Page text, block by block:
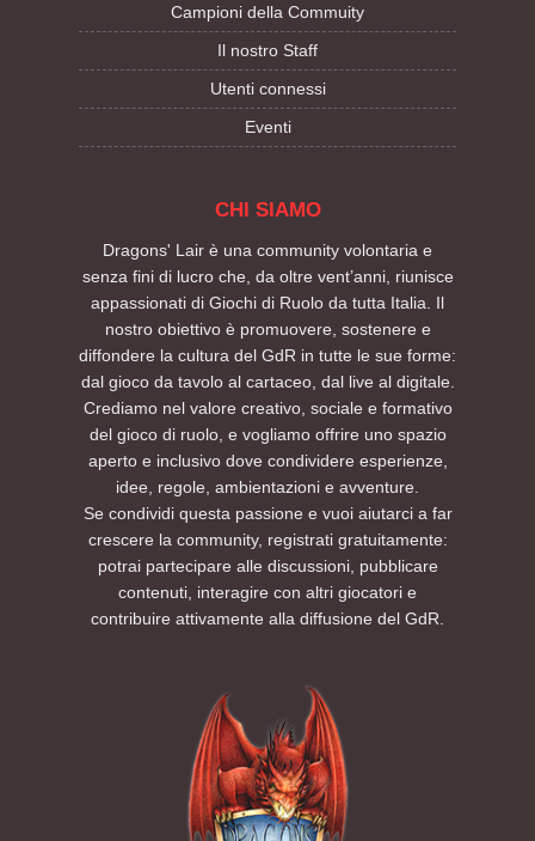
Campioni della Commuity
Il nostro Staff
Utenti connessi
Eventi
CHI SIAMO
Dragons' Lair è una community volontaria e
senza fini di lucro che, da oltre vent’anni, riunisce
appassionati di Giochi di Ruolo da tutta Italia. Il
nostro obiettivo è promuovere, sostenere e
diffondere la cultura del GdR in tutte le sue forme:
dal gioco da tavolo al cartaceo, dal live al digitale.
Crediamo nel valore creativo, sociale e formativo
del gioco di ruolo, e vogliamo offrire uno spazio
aperto e inclusivo dove condividere esperienze,
idee, regole, ambientazioni e avventure.
Se condividi questa passione e vuoi aiutarci a far
crescere la community, registrati gratuitamente:
potrai partecipare alle discussioni, pubblicare
contenuti, interagire con altri giocatori e
contribuire attivamente alla diffusione del GdR.